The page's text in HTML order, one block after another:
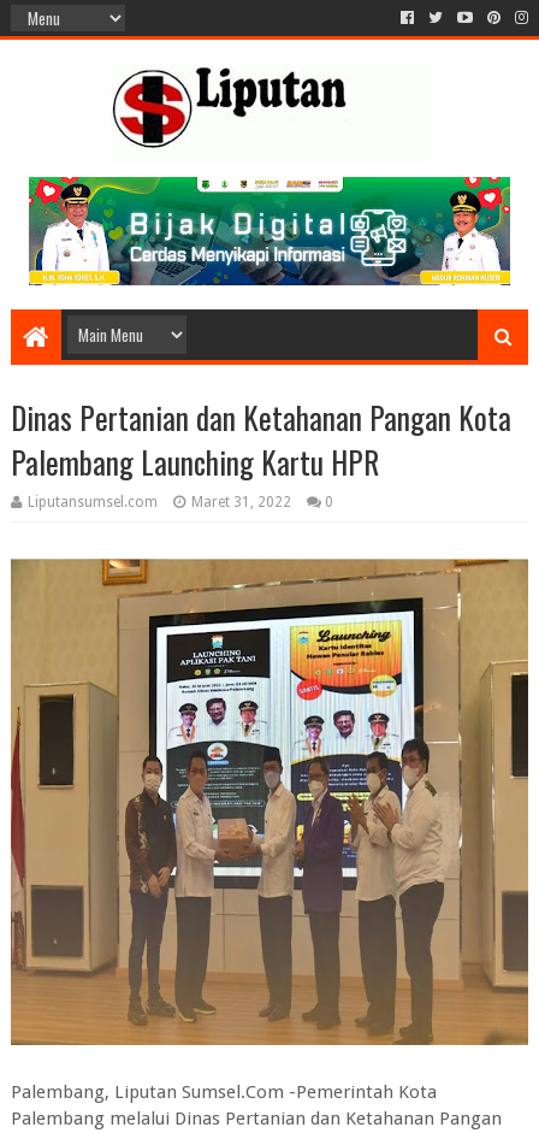
Dinas Pertanian dan Ketahanan Pangan Kota
Palembang Launching Kartu HPR
Liputansumsel.com Maret 31, 2022 0
Palembang, Liputan Sumsel.Com -Pemerintah Kota
Palembang melalui Dinas Pertanian dan Ketahanan Pangan